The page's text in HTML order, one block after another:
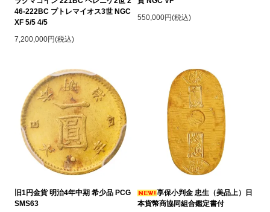
46-222BC プトレマイオス3世 NGC
XF 5/5 4/5
7,200,000円(税込)
550,000円(税込)
旧1円金貨 明治4年中期 希少品 PCG
SMS63
享保小判金 忠生（美品上）日
本貨幣商協同組合鑑定書付